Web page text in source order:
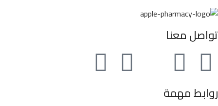
تواصل معنا
روابط مهمة